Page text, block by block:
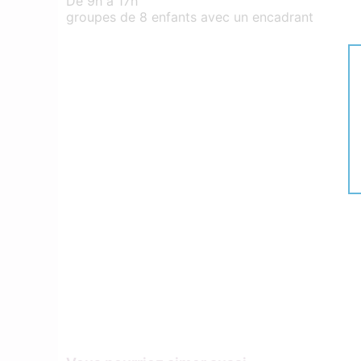
groupes de 8 enfants avec un encadrant